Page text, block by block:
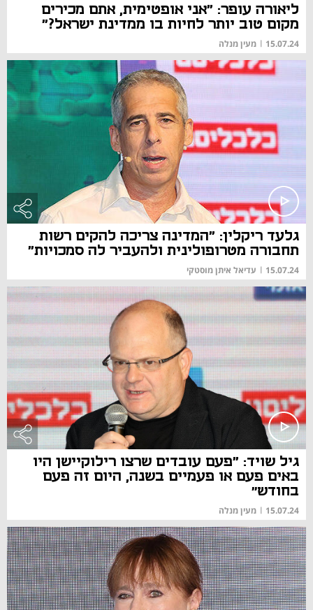
ליאורה עופר: "אני אופטימית, אתם מכירים
מקום טוב יותר לחיות בו ממדינת ישראל?"
15.07.24
| מעין מנלה
גלעד ריקלין: "המדינה צריכה להקים רשות
תחבורה מטרופולינית ולהעביר לה סמכויות"
15.07.24
| עדיאל איתן מוסטקי
גיל שויד: "פעם עובדים שרצו רילוקיישן היו
באים פעם או פעמיים בשנה, היום זה פעם
בחודש״
15.07.24
| מעין מנלה